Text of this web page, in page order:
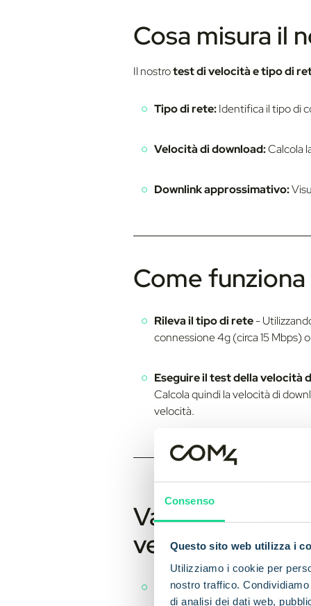
Consenso
Questo sito web utilizza i
Utilizziamo i cookie per
nostro traffico.
di analisi dei dati web,
Cosa misura il
Il nostrotest di velocità e tipo di
Tipo di rete:Identifica il tipo di
Velocità di download:Calcola
Downlink approssimativo:
Come
Rileva il tipo di rete-
connessione 4g (circa 15 Mbps)
Eseguire il test della velocità
Calcola quindi la velocità di
velocità.
Vantaggi
velocità
Risultati immediati:Non è